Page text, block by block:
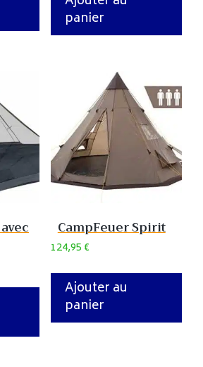
panier
CampFeuer Spirit
124,95€
Ajouter au
panier